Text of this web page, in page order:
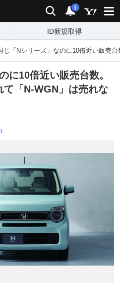
検索 通知
i
ID新規取得
じ「Nシリーズ」なのに10倍近い販売
に10倍近い販売台数。
「N-WGN」は売れな